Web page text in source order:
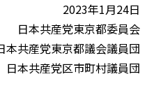
2023年1月24日
日本共産党東京都委員会
本共産党東京都議会議員団
日本共産党区市町村議員団